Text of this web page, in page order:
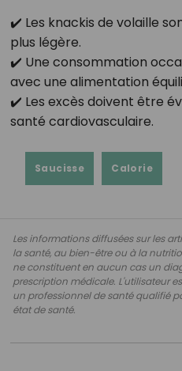
✔️ Les knackis de volaille
plus légère.
✔️ Une consommation
avec une alimentation
✔️ Les excès doivent être
santé cardiovasculaire.
Saucisse Calorie
Les informations diffusées sur les
la santé, au bien-être ou à la
ne constituent en aucun cas un
prescription médicale. L'utilisateur
un professionnel de santé qualifié
état de santé.